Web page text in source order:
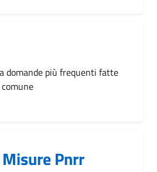
domande più frequenti fatte
Pnrr